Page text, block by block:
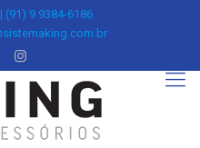
(91) 9 9384-6186